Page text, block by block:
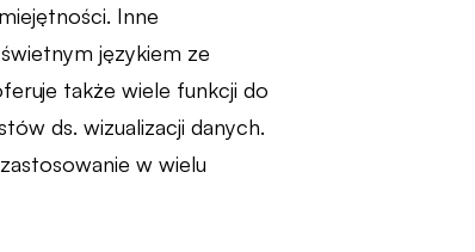
Inne
językiem ze
także wiele funkcji do
ds. wizualizacji danych.
w wielu